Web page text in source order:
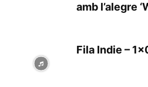
amb l’alegre
Fila Indie –